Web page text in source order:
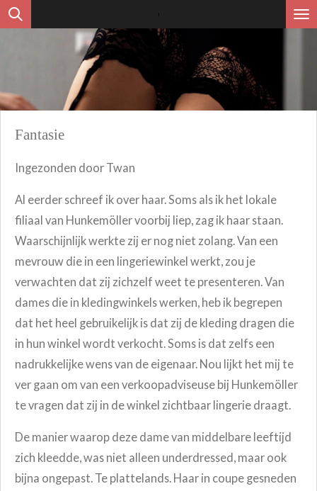
Ga
hoofdinhoud
Fantasie
Ingezonden door Twan
Al eerder schreef ik over haar. Soms als ik het lokale
filiaal van Hunkemöller voorbij liep, zag ik haar staan.
Waarschijnlijk werkte zij er nog niet zolang. Van een
mevrouw die in een lingeriewinkel werkt, zou je
verwachten dat zij zichzelf weet te presenteren. Van
dames die in kledingwinkels werken, heb ik begrepen
dat het heel gebruikelijk is dat zij de kleding dragen die
in hun winkel wordt verkocht. Soms is dat zelfs een
nadrukkelijke wens van de eigenaar. Nou lijkt het mij te
ver gaan om van een verkoopadviseuse bij Hunkemöller
te vragen dat zij in de winkel zichtbaar lingerie draagt.
De manier waarop deze dame van middelbare leeftijd
zich kleedde, was niet alleen underdressed, maar ook
bijna ongepast. Te plattelands. Haar in coupe gesneden